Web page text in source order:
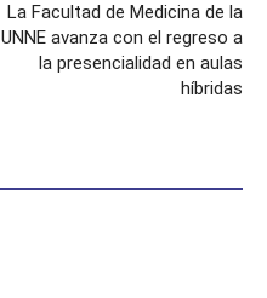
La Facultad de Medicina de la
UNNE avanza con el regreso a
la presencialidad en aulas
híbridas